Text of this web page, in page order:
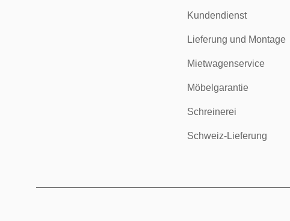
Kundendienst
Lieferung und Montage
Mietwagenservice
Möbelgarantie
Schreinerei
Schweiz-Lieferung